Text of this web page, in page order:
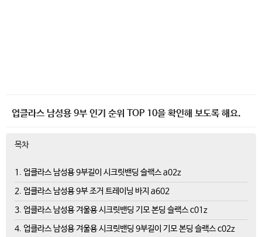
업클라스 남성용 9부 인기 순위 TOP 10을 확인해 보도록 해요.
목차
1. 업클라스 남성용 9부길이 시크릿밴딩 슬랙스 a02z
2. 업클라스 남성용 9부 조거 트레이닝 바지 a602
3. 업클라스 남성용 겨울용 시크릿밴딩 기모 본딩 슬랙스 c01z
4. 업클라스 남성용 겨울용 시크릿밴딩 9부길이 기모 본딩 슬랙스 c02z